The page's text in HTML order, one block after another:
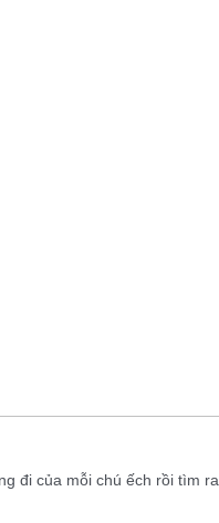
đi của mỗi chú ếch rồi tìm